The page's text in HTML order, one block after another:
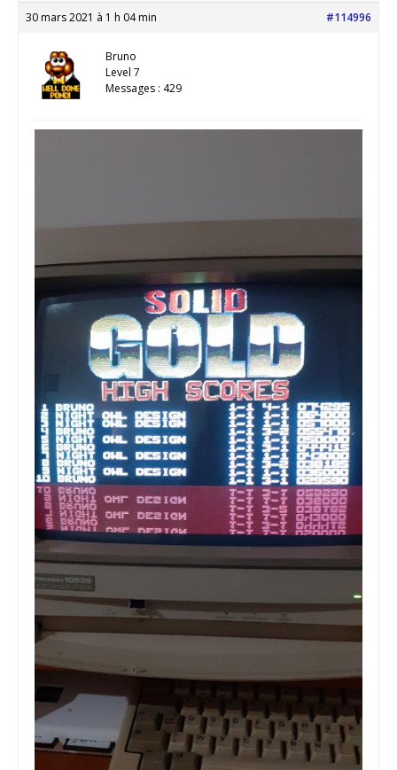
30 mars 2021 à 1 h 04 min #114996
Bruno
Level 7
Messages : 429